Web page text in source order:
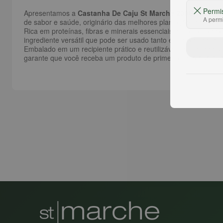
Apresentamos a Castanha De Caju St Marche 200G , um
de sabor e saúde, originário das melhores plantações de
Rica em proteínas, fibras e minerais essenciais, esta
ingrediente versátil que pode ser usado tanto em pratos
Embalado em um recipiente prático e reutilizável, nosso
garante que você receba um produto de primeira linha que
A